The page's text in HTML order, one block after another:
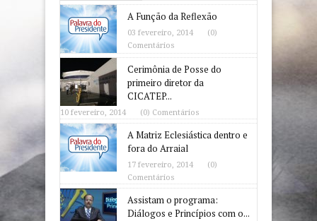
A Função da Reflexão
03 fevereiro, 2014
(0)
Comentários
Cerimônia de Posse do
primeiro diretor da
CICATEP...
10 fevereiro, 2014 (0) Comentários
A Matriz Eclesiástica dentro e
fora do Arraial
17 fevereiro, 2014
(0)
Comentários
Assistam o programa:
Diálogos e Princípios com o...